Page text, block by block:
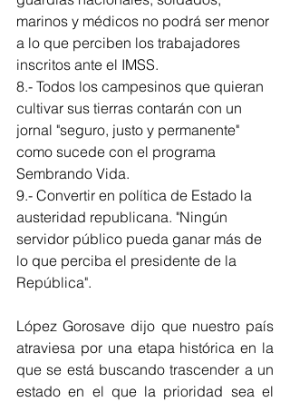
marinos y médicos no podrá ser menor
a lo que perciben los trabajadores
inscritos ante el IMSS.
8.- Todos los campesinos que quieran
cultivar sus tierras contarán con un
jornal "seguro, justo y permanente"
como sucede con el programa
Sembrando Vida.
9.- Convertir en política de Estado la
austeridad republicana. "Ningún
servidor público pueda ganar más de
lo que perciba el presidente de la
República".
López Gorosave dijo que nuestro país
atraviesa por una etapa histórica en la
que se está buscando trascender a un
estado en el que la prioridad sea el